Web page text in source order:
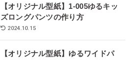
【オリジナル型紙】1-005ゆるキッ
ズロングパンツの作り方
2024.10.15
【オリジナル型紙】ゆるワイドパ